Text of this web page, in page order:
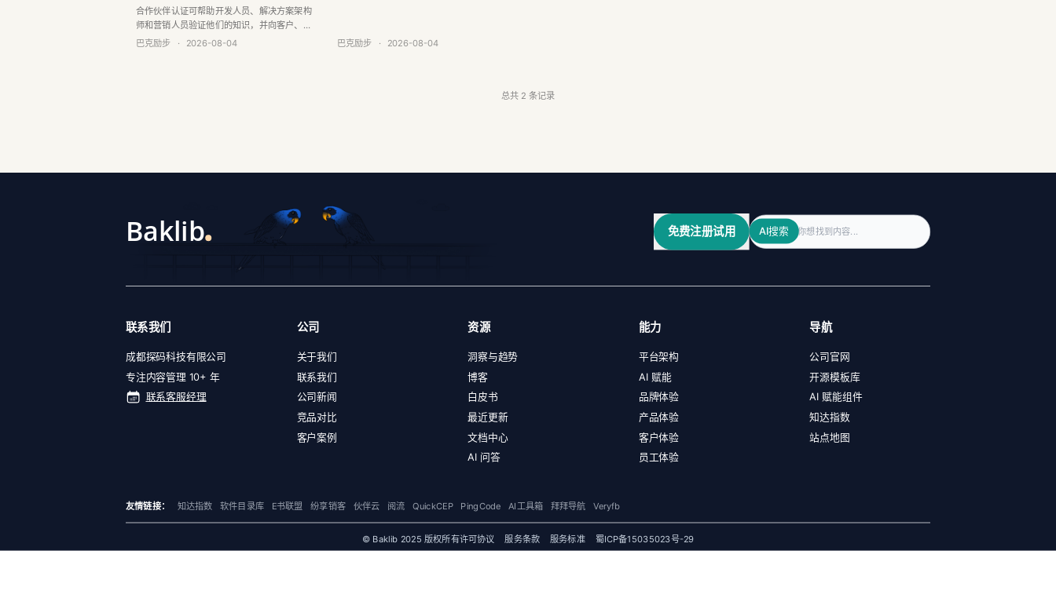
合作伙伴认证可帮助开发人员、解决方案架构
师和营销人员验证他们的知识，并向客户、团
队和潜在雇主证明他们在使用 Baklib 方面的专
巴克励步 · 2026-08-04 巴克励步 · 2026-08-04
总共 2 条记录
免费注册试用
Search
AI搜索
联系我们
成都探码科技有限公司
专注内容管理 10+ 年
联系客服经理
公司
关于我们
联系我们
公司新闻
竞品对比
客户案例
资源
洞察与趋势
博客
白皮书
最近更新
文档中心
AI 问答
能力
平台架构
AI 赋能
品牌体验
产品体验
客户体验
员工体验
导航
公司官网
开源模板库
AI 赋能组件
知达指数
站点地图
友情链接： 知达指数 软件目录库 E书联盟 纷享销客 伙伴云 阅流 QuickCEP PingCode AI工具箱 拜拜导航 Veryfb
© Baklib 2025 版权所有许可协议 服务条款 服务标准 蜀ICP备15035023号-29